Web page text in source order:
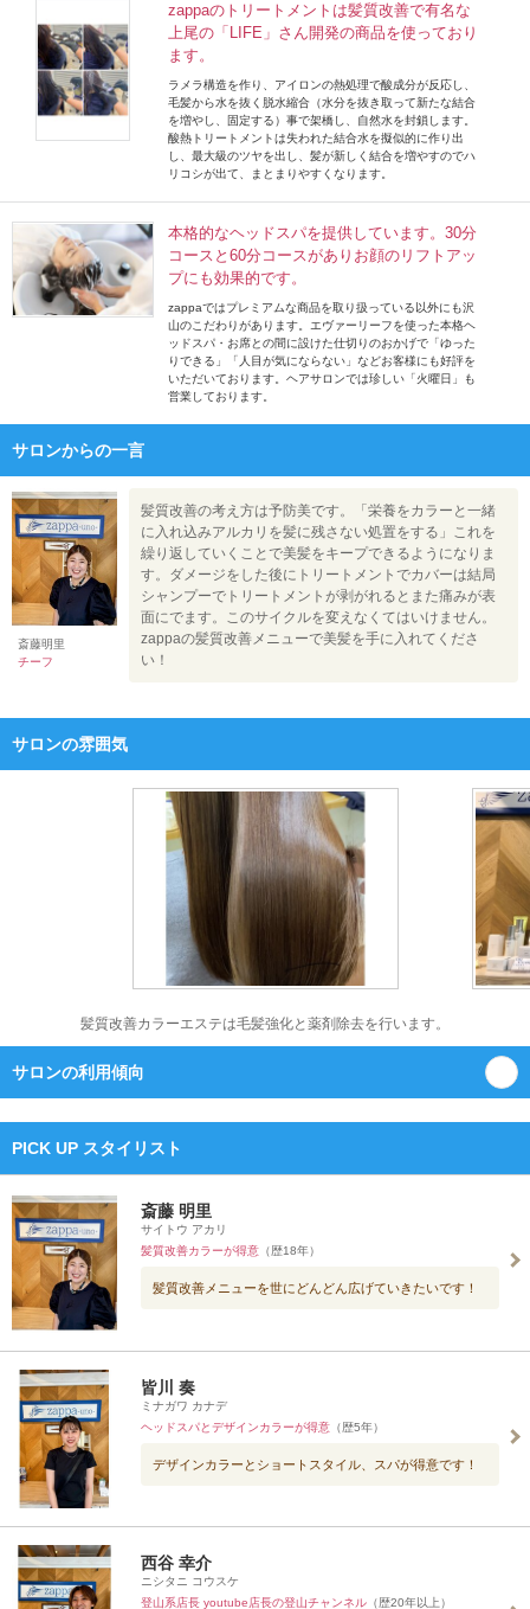
zappaのトリートメントは髪質改善で有名な
上尾の「LIFE」さん開発の商品を使っており
ます。
ラメラ構造を作り、アイロンの熱処理で酸成分が反応し、
毛髪から水を抜く脱水縮合（水分を抜き取って新たな結合
を増やし、固定する）事で架橋し、自然水を封鎖します。
酸熱トリートメントは失われた結合水を擬似的に作り出
し、最大級のツヤを出し、髪が新しく結合を増やすのでハ
リコシが出て、まとまりやすくなります。
本格的なヘッドスパを提供しています。30分
コースと60分コースがありお顔のリフトアッ
プにも効果的です。
zappaではプレミアムな商品を取り扱っている以外にも沢
山のこだわりがあります。エヴァーリーフを使った本格ヘ
ッドスパ・お席との間に設けた仕切りのおかげで「ゆった
りできる」「人目が気にならない」などお客様にも好評を
いただいております。ヘアサロンでは珍しい「火曜日」も
営業しております。
サロンからの一言
斎藤明里
チーフ
髪質改善の考え方は予防美です。「栄養をカラーと一緒
に入れ込みアルカリを髪に残さない処置をする」これを
繰り返していくことで美髪をキープできるようになりま
す。ダメージをした後にトリートメントでカバーは結局
シャンプーでトリートメントが剥がれるとまた痛みが表
面にでます。このサイクルを変えなくてはいけません。
zappaの髪質改善メニューで美髪を手に入れてくださ
い！
サロンの雰囲気
髪質改善カラーエステは毛髪強化と薬剤除去を行います。
サロンの利用傾向
PICK UP スタイリスト
斎藤 明里
サイトウ アカリ
髪質改善カラーが得意 （歴18年）
髪質改善メニューを世にどんどん広げていきたいです！
皆川 奏
ミナガワ カナデ
ヘッドスパとデザインカラーが得意 （歴5年）
デザインカラーとショートスタイル、スパが得意です！
西谷 幸介
ニシタニ コウスケ
登山系店長 youtube店長の登山チャンネル （歴20年以上）